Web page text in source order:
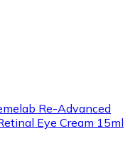
Re-Advanced
Eye Cream 15ml